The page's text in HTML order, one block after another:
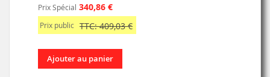
Prix Spécial 340,86 €
Prix public TTC: 409,03 €
Ajouter au panier